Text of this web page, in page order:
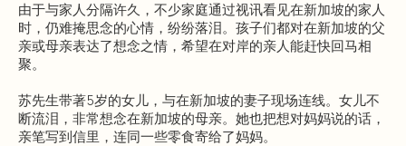
由于与家人分隔许久，不少家庭通过视讯看见在新加坡的家人
时，仍难掩思念的心情，纷纷落泪。孩子们都对在新加坡的父
亲或母亲表达了想念之情，希望在对岸的亲人能赶快回马相
聚。
苏先生带著5岁的女儿，与在新加坡的妻子现场连线。女儿不
断流泪，非常想念在新加坡的母亲。她也把想对妈妈说的话，
亲笔写到信里，连同一些零食寄给了妈妈。